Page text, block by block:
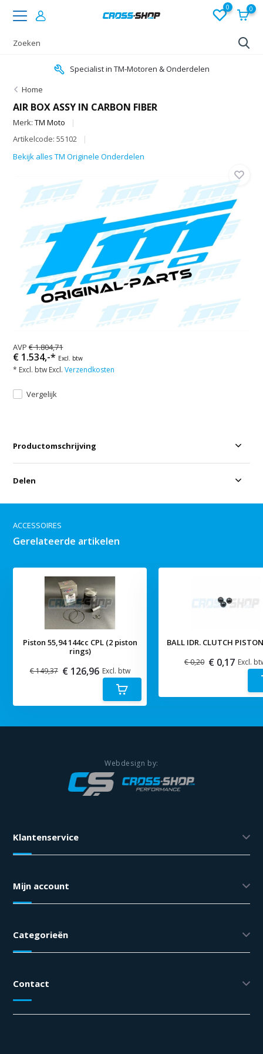
0 0
Specialist in TM-Motoren & Onderdelen
Home
AIR BOX ASSY IN CARBON FIBER
Merk:TM Moto
Artikelcode: 55102
Bekijk alles TM Originele Onderdelen
AVP€ 1.804,71
€ 1.534,-* Excl. btw
* Excl. btw Excl.Verzendkosten
Vergelijk
Productomschrijving
Delen
ACCESSOIRES
Gerelateerde artikelen
Piston 55,94 144cc CPL (2 piston
rings)
€ 149,37 € 126,96 Excl. btw
BALL IDR. CLUTCH
€ 0,20 € 0,17 Excl.
Klantenservice
Mijn account
Categorieën
Contact